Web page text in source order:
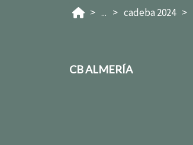
... cadeba 2024
CB ALMERÍA